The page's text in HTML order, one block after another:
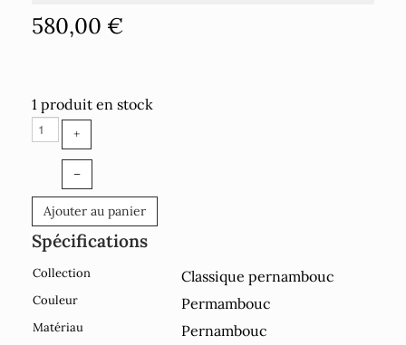
580,00 €
1 produit en stock
+
–
Ajouter au panier
Spécifications
Collection Classique pernambouc
Couleur Permambouc
Matériau Pernambouc